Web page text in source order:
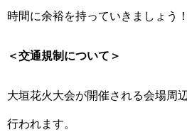
時間に余裕を持っていきましょう！
＜交通規制について＞
大垣花火大会が開催される会場周
行われます。